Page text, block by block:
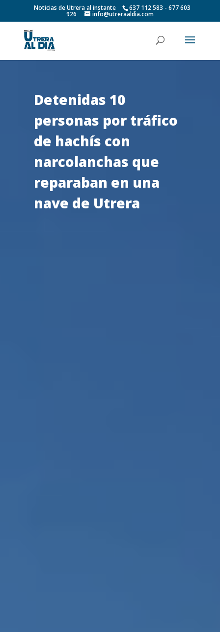
Noticias de Utrera al instante 637 112 583 - 677 603
926 info@utreraaldia.com
Detenidas 10
personas por tráfico
de hachís con
narcolanchas que
reparaban en una
nave de Utrera